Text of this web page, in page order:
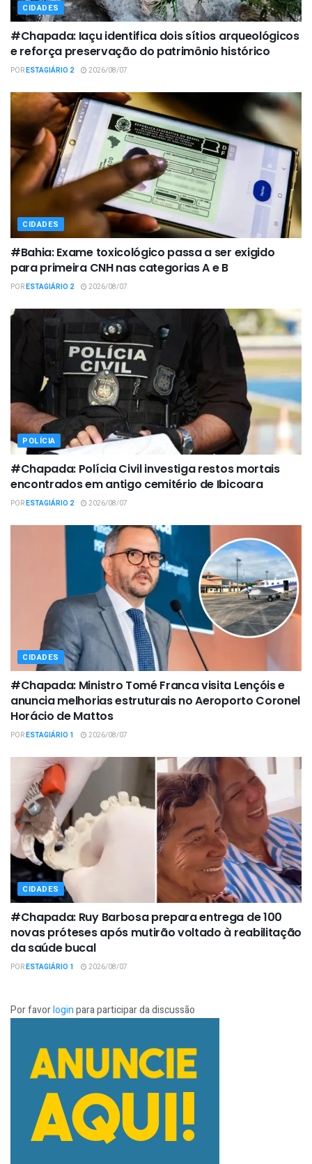
CIDADES
#Chapada: Iaçu identifica dois sítios arqueológicos
e reforça preservação do patrimônio histórico
PORESTAGIÁRIO 2 2026/08/07
CIDADES
#Bahia: Exame toxicológico passa a ser exigido
para primeira CNH nas categorias A e B
PORESTAGIÁRIO 2 2026/08/07
POLÍCIA
#Chapada: Polícia Civil investiga restos mortais
encontrados em antigo cemitério de Ibicoara
PORESTAGIÁRIO 2 2026/08/07
CIDADES
#Chapada: Ministro Tomé Franca visita Lençóis e
anuncia melhorias estruturais no Aeroporto Coronel
Horácio de Mattos
PORESTAGIÁRIO 1 2026/08/07
CIDADES
#Chapada: Ruy Barbosa prepara entrega de 100
novas próteses após mutirão voltado à reabilitação
da saúde bucal
PORESTAGIÁRIO 1 2026/08/07
Por favorloginpara participar da discussão